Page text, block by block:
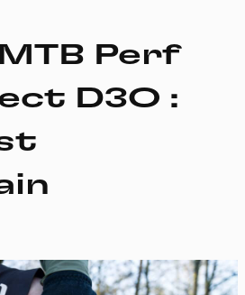
Perf
D3O :